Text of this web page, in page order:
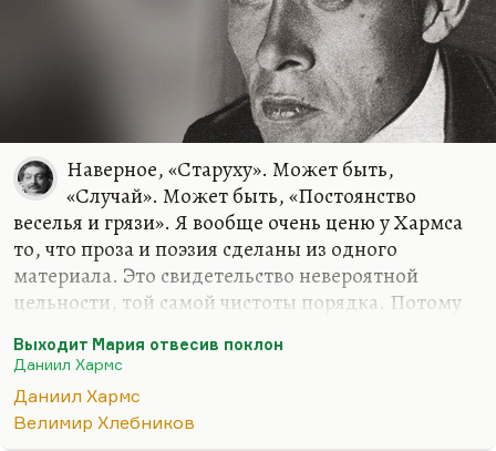
безумие было некоторой сознательной…
Наверное, «Старуху». Может быть,
«Случай». Может быть, «Постоянство
веселья и грязи». Я вообще очень ценю у Хармса
то, что проза и поэзия сделаны из одного
материала. Это свидетельство невероятной
цельности, той самой чистоты порядка. Потому
поэзия – это то, что ты откуда-то получаешь. Но
Хармс, видимо, все это откуда-то получал и умел
это переводить на дневной язык. Ведь абсурд
существования старухи не получает никакого
Выходит Мария отвесив поклон
Даниил Хармс
Даниил Хармс
Велимир Хлебников